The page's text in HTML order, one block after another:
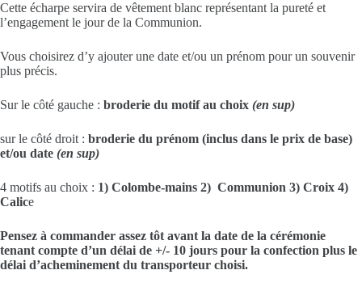
Cette écharpe servira de vêtement blanc représentant la pureté et
l’engagement le jour de la Communion.
Vous choisirez d’y ajouter une date et/ou un prénom pour un souvenir
plus précis.
Sur le côté gauche : broderie du motif au choix (en sup)
sur le côté droit : broderie du prénom (inclus dans le prix de base)
et/ou date (en sup)
4 motifs au choix : 1) Colombe-mains 2) Communion 3) Croix 4)
Calice
Pensez à commander assez tôt avant la date de la cérémonie
tenant compte d’un délai de +/- 10 jours pour la confection plus le
délai d’acheminement du transporteur choisi.